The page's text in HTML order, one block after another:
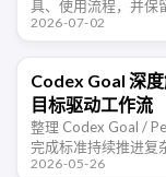
具、使用流程，并保
2026-07-02
Codex Goal 深
目标驱动工作流
整理 Codex Goal /
完成标准持续推进复
布完成。
2026-05-26